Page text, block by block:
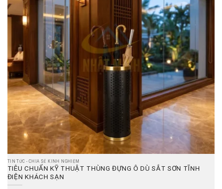
TIN TỨC - CHIA SẺ KINH NGHIỆM
TIÊU CHUẨN KỸ THUẬT THÙNG ĐỰNG Ô DÙ SẮT SƠN TĨNH
ĐIỆN KHÁCH SẠN